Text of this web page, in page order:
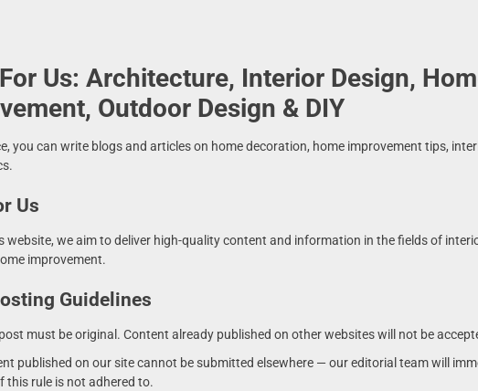
van 2026
de toekomst van tuinieren
de perfecte balans
voor een kinderfeest dit seizoen
Us: Architecture, Interior Design,
Outdoor Design & DIY
you can write blogs and articles on home decoration, home improvement tips,
Us
website, we aim to deliver high-quality content and information in the fields of
improvement.
Guidelines
must be original. Content already published on other websites will not be
published on our site cannot be submitted elsewhere — our editorial team will
this rule is not adhered to.